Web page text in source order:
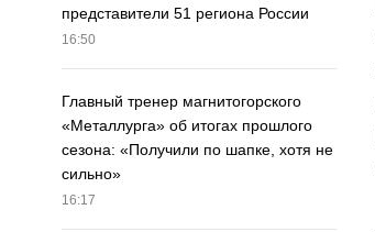
представители 51 региона России
16:50
Главный тренер магнитогорского
«Металлурга» об итогах прошлого
сезона: «Получили по шапке, хотя не
сильно»
16:17